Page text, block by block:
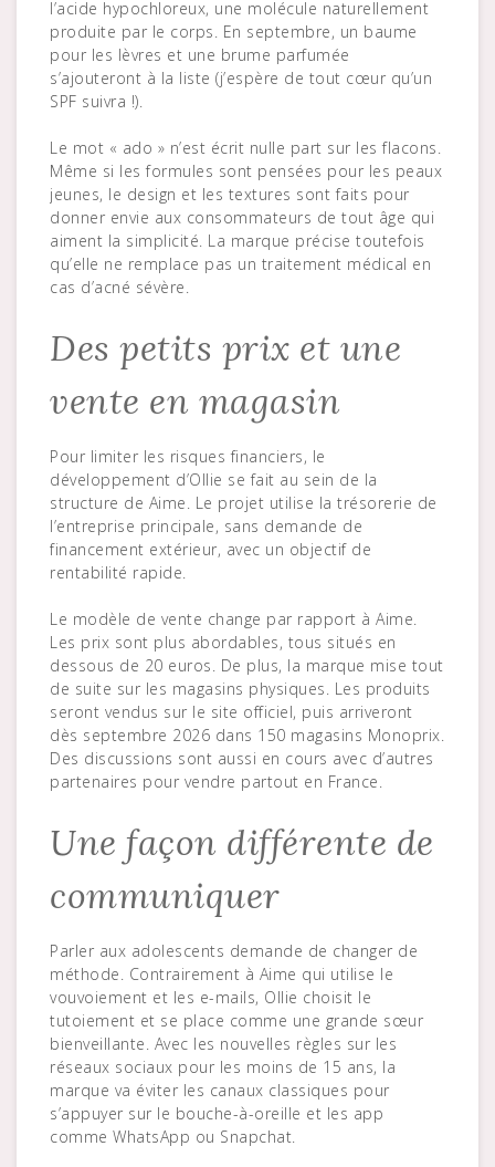
l’acide hypochloreux, une molécule naturellement
produite par le corps. En septembre, un baume
pour les lèvres et une brume parfumée
s’ajouteront à la liste (j’espère de tout cœur qu’un
SPF suivra !).
Le mot « ado » n’est écrit nulle part sur les flacons.
Même si les formules sont pensées pour les peaux
jeunes, le design et les textures sont faits pour
donner envie aux consommateurs de tout âge qui
aiment la simplicité. La marque précise toutefois
qu’elle ne remplace pas un traitement médical en
cas d’acné sévère.
Des petits prix et une
vente en magasin
Pour limiter les risques financiers, le
développement d’Ollie se fait au sein de la
structure de Aime. Le projet utilise la trésorerie de
l’entreprise principale, sans demande de
financement extérieur, avec un objectif de
rentabilité rapide.
Le modèle de vente change par rapport à Aime.
Les prix sont plus abordables, tous situés en
dessous de 20 euros. De plus, la marque mise tout
de suite sur les magasins physiques. Les produits
seront vendus sur le site officiel, puis arriveront
dès septembre 2026 dans 150 magasins Monoprix.
Des discussions sont aussi en cours avec d’autres
partenaires pour vendre partout en France.
Une façon différente de
communiquer
Parler aux adolescents demande de changer de
méthode. Contrairement à Aime qui utilise le
vouvoiement et les e-mails, Ollie choisit le
tutoiement et se place comme une grande sœur
bienveillante. Avec les nouvelles règles sur les
réseaux sociaux pour les moins de 15 ans, la
marque va éviter les canaux classiques pour
s’appuyer sur le bouche-à-oreille et les app
comme WhatsApp ou Snapchat.